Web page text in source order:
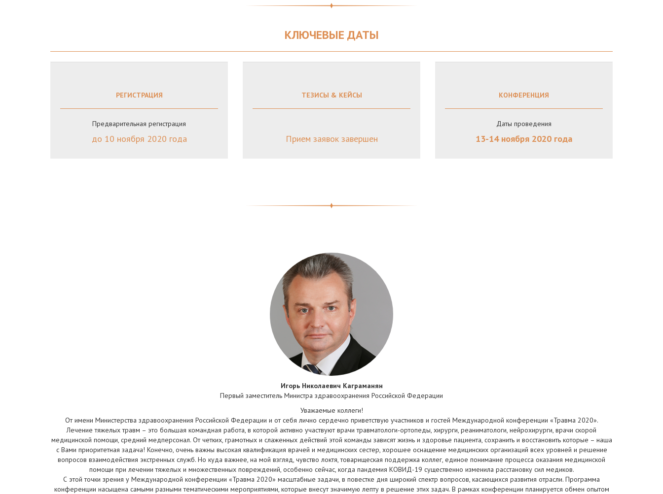
КЛЮЧЕВЫЕ ДАТЫ
РЕГИСТРАЦИЯ
Предварительная регистрация
до 10 ноября 2020 года
ТЕЗИСЫ & КЕЙСЫ
Прием заявок завершен
КОНФЕРЕНЦИЯ
Даты проведения
13-14 ноября 2020 года
Игорь Николаевич Каграманян
Первый заместитель Министра здравоохранения Российской Федерации
Уважаемые коллеги!
От имени Министерства здравоохранения Российской Федерации и от себя лично сердечно приветствую участников и гостей Международной конференции «Травма 2020».
Лечение тяжелых травм – это большая командная работа, в которой активно участвуют врачи травматологи-ортопеды, хирурги, реаниматологи, нейрохирурги, врачи скорой
медицинской помощи, средний медперсонал. От четких, грамотных и слаженных действий этой команды зависят жизнь и здоровье пациента, сохранить и восстановить которые – наша
с Вами приоритетная задача! Конечно, очень важны высокая квалификация врачей и медицинских сестер, хорошее оснащение медицинских организаций всех уровней и решение
вопросов взаимодействия экстренных служб. Но куда важнее, на мой взгляд, чувство локтя, товарищеская поддержка коллег, единое понимание процесса оказания медицинской
помощи при лечении тяжелых и множественных повреждений, особенно сейчас, когда пандемия КОВИД-19 существенно изменила расстановку сил медиков.
С этой точки зрения у Международной конференции «Травма 2020» масштабные задачи, в повестке дня широкий спектр вопросов, касающихся развития отрасли. Программа
конференции насыщена самыми разными тематическими мероприятиями, которые внесут значимую лепту в решение этих задач. В рамках конференции планируется обмен опытом